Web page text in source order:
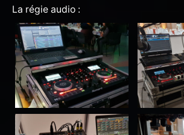
La régie audio :